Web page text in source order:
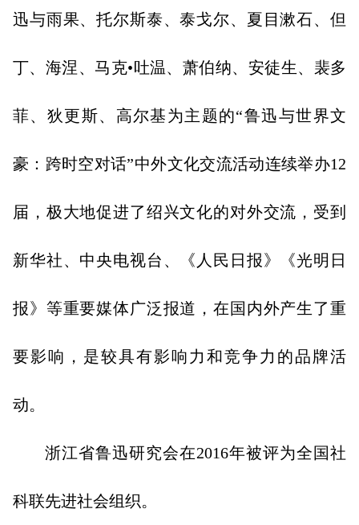
迅与雨果、托尔斯泰、泰戈尔、夏目漱石、但
丁、海涅、马克•吐温、萧伯纳、安徒生、裴多
菲、狄更斯、高尔基为主题的“鲁迅与世界文
豪：跨时空对话”中外文化交流活动连续举办12
届，极大地促进了绍兴文化的对外交流，受到
新华社、中央电视台、《人民日报》《光明日
报》等重要媒体广泛报道，在国内外产生了重
要影响，是较具有影响力和竞争力的品牌活
动。
浙江省鲁迅研究会在2016年被评为全国社
科联先进社会组织。